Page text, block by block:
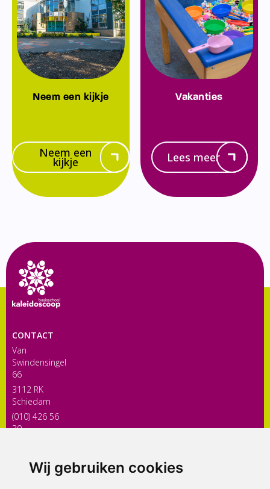
Wij gebruiken cookies
Neem een kijkje
Neem een
kijkje
Vakanties
Lees meer
CONTACT
Van
Swindensingel
66
3112 RK
Schiedam
(010) 426 56
30
ONDERDEEL VAN